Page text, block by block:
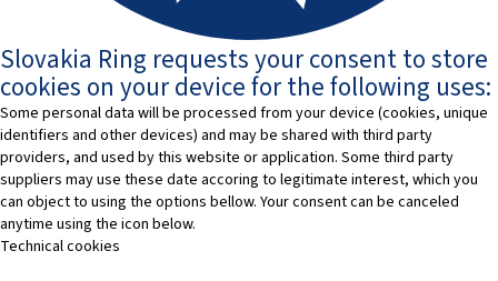
Slovakia Ring requests your consent to store
cookies on your device for the following uses:
Some personal data will be processed from your device (cookies, unique
identifiers and other devices) and may be shared with third party
providers, and used by this website or application. Some third party
suppliers may use these date accoring to legitimate interest, which you
can object to using the options bellow. Your consent can be canceled
anytime using the icon below.
Technical cookies